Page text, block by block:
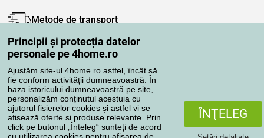
Principii și protecția datelor
personale pe 4home.ro
Ajustăm site-ul 4home.ro astfel, încât să
fie conform activității dumneavoastră. În
baza istoricului dumneavoastră pe site,
personalizăm conținutul acestuia cu
ajutorul fișierelor cookies și astfel vi se
afisează oferte si produse relevante. Prin
click pe butonul „Înteleg“ sunteți de acord
ÎNŢELEG
Metode de transport
Metode de plată
Magazin de încredere